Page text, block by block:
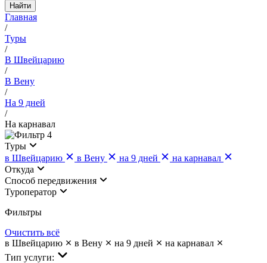
Найти
Главная
/
Туры
/
В Швейцарию
/
В Вену
/
На 9 дней
/
На карнавал
4
Туры
в Швейцарию
в Вену на 9 дней
на карнавал
Откуда
Cпособ передвижения
Туроператор
Фильтры
Очистить всё
в Швейцарию
в Вену на 9 дней
на карнавал
Тип услуги: